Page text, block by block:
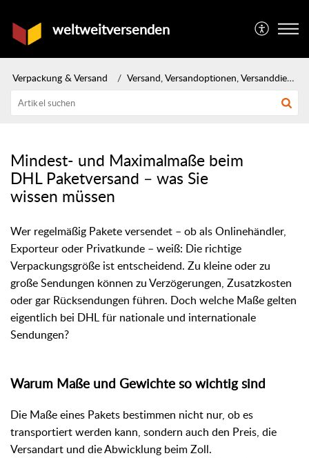
weltweitversenden
Verpackung & Versand Versand, Versandoptionen, Versanddienstleister & Methoden
Mindest- und Maximalmaße beim
DHL Paketversand – was Sie
wissen müssen
Wer regelmäßig Pakete versendet – ob als Onlinehändler,
Exporteur oder Privatkunde – weiß: Die richtige
Verpackungsgröße ist entscheidend. Zu kleine oder zu
große Sendungen können zu Verzögerungen, Zusatzkosten
oder gar Rücksendungen führen. Doch welche Maße gelten
eigentlich bei DHL für nationale und internationale
Sendungen?
Warum Maße und Gewichte so wichtig sind
Die Maße eines Pakets bestimmen nicht nur, ob es
transportiert werden kann, sondern auch den Preis, die
Versandart und die Abwicklung beim Zoll.